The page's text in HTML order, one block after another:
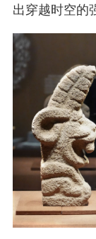
出穿越时空的